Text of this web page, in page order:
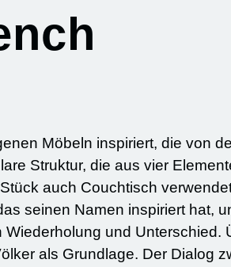
Möbeln inspiriert, die von
Struktur, die aus vier
auch Couchtisch
seinen Namen inspiriert hat,
Unterschied. Über das Studio Die Feier
als Grundlage. Der Dialog